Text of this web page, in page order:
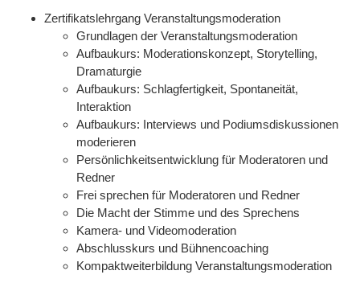
Zertifikatslehrgang Veranstaltungsmoderation
Grundlagen der Veranstaltungsmoderation
Aufbaukurs: Moderationskonzept, Storytelling,
Dramaturgie
Aufbaukurs: Schlagfertigkeit, Spontaneität,
Interaktion
Aufbaukurs: Interviews und Podiumsdiskussionen
moderieren
Persönlichkeitsentwicklung für Moderatoren und
Redner
Frei sprechen für Moderatoren und Redner
Die Macht der Stimme und des Sprechens
Kamera- und Videomoderation
Abschlusskurs und Bühnencoaching
Kompaktweiterbildung Veranstaltungsmoderation